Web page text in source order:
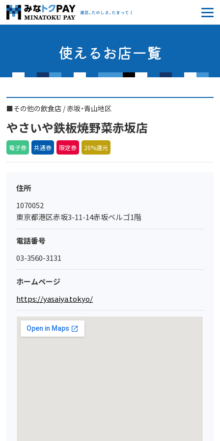
みなトクPAY
港区、たのしさ、たまってく
使えるお店一覧
■その他の飲食店 /赤坂・青山地区
やさいや鉄板焼野菜赤坂店
電子券 共通券 限定券 20%還元
住所
1070052
東京都港区赤坂3-11-14赤坂ベルゴ1階
電話番号
03-3560-3131
ホームページ
https://yasaiya.tokyo/